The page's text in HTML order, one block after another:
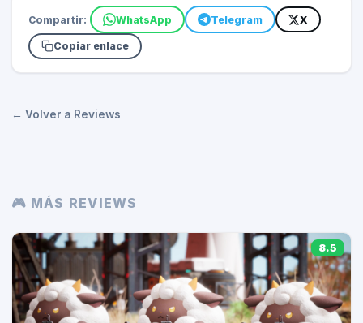
Compartir: WhatsApp Telegram X
Copiar enlace
← Volver a Reviews
🎮 MÁS REVIEWS
8.5